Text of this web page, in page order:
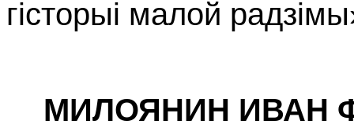
гісторыі малой
МИЛОЯНИН ИВАН